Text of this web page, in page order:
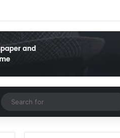
Random Article